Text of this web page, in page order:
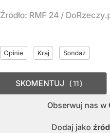
Źródło: RMF 24 /
Opinie Kraj Sondaż
Obserwuj nas w
Dodaj jako
SKOMENTUJ 11